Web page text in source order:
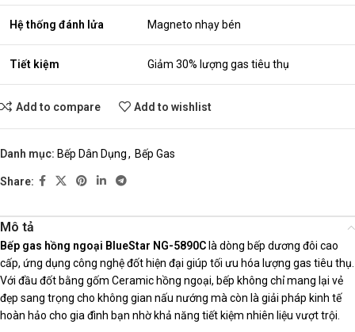
Hệ thống đánh lửa Magneto nhạy bén
Tiết kiệm Giảm 30% lượng gas tiêu thụ
Add to compare Add to wishlist
Danh mục: Bếp Dân Dụng, Bếp Gas
Share:
Mô tả
Bếp gas hồng ngoại BlueStar NG-5890C là dòng bếp dương đôi cao
cấp, ứng dụng công nghệ đốt hiện đại giúp tối ưu hóa lượng gas tiêu thụ.
Với đầu đốt bằng gốm Ceramic hồng ngoại, bếp không chỉ mang lại vẻ
đẹp sang trọng cho không gian nấu nướng mà còn là giải pháp kinh tế
hoàn hảo cho gia đình bạn nhờ khả năng tiết kiệm nhiên liệu vượt trội.